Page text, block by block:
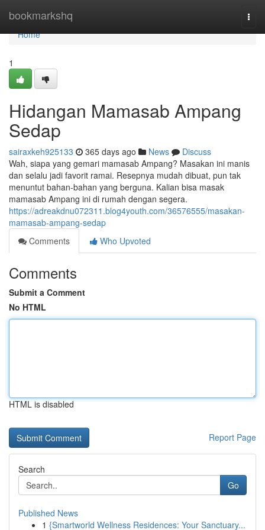
bookmarkshq
Home
Home
1
Hidangan Mamasab Ampang
Sedap
sairaxkeh925133 365 days ago News
Discuss
Wah, siapa yang gemari mamasab Ampang? Masakan ini manis
dan selalu jadi favorit ramai. Resepnya mudah dibuat, pun tak
menuntut bahan-bahan yang berguna. Kalian bisa masak
mamasab Ampang ini di rumah dengan segera.
https://adreakdnu072311.blog4youth.com/36576555/masakan-
mamasab-ampang-sedap
Comments
Who Upvoted
Comments
Submit a Comment
No HTML
HTML is disabled
Report Page
Search
Go
Published News
1 {Smartworld Wellness Residences: Your Sanctuary...